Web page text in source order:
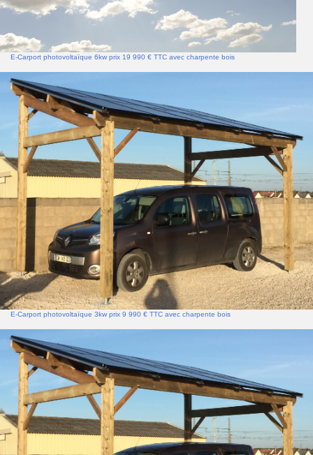
E-Carport photovoltaïque 6kw prix 19 990 € TTC avec charpente bois
E-Carport photovoltaïque 3kw prix 9 990 € TTC avec charpente bois